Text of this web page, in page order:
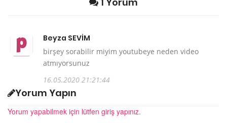
Beyza SEVİM
birşey sorabilir miyim youtubeye neden video
atmıyorsunuz
16.05.2020 21:21:44
Yorum Yapın
Yorum yapabilmek için lütfen giriş yapınız.